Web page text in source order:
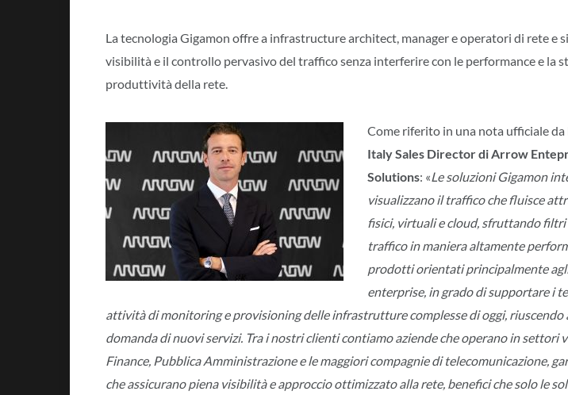
La tecnologia Gigamon offre a infrastructure architect, manager e operatori di rete e
visibilità e il controllo pervasivo del traffico senza interferire con le performance e la
produttività della rete.
Come riferito in una nota ufficiale da
Italy Sales Director di Arrow
Solutions: «Le soluzioni Gigamon
visualizzano il traffico che fluisce
fisici, virtuali e cloud, sfruttando filtri
traffico in maniera altamente
prodotti orientati principalmente
enterprise, in grado di supportare i
attività di monitoring e provisioning delle infrastrutture complesse di oggi, riuscendo
domanda di nuovi servizi. Tra i nostri clienti contiamo aziende che operano in settori
Finance, Pubblica Amministrazione e le maggiori compagnie di telecomunicazione,
che assicurano piena visibilità e approccio ottimizzato alla rete, benefici che solo le